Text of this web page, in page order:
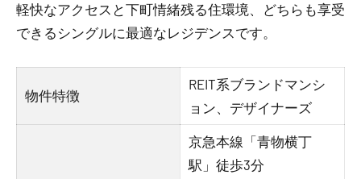
軽快なアクセスと下町情緒残る住環境、どちらも享受
できるシングルに最適なレジデンスです。
物件特徴
REIT系ブランドマンシ
ョン、デザイナーズ
京急本線「青物横丁
駅」徒歩3分